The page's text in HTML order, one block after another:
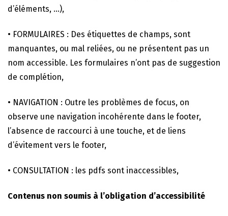
d’éléments, …),
• FORMULAIRES : Des étiquettes de champs, sont
manquantes, ou mal reliées, ou ne présentent pas un
nom accessible. Les formulaires n’ont pas de suggestion
de complétion,
• NAVIGATION : Outre les problèmes de focus, on
observe une navigation incohérente dans le footer,
l’absence de raccourci à une touche, et de liens
d’évitement vers le footer,
• CONSULTATION : les pdfs sont inaccessibles,
Contenus non soumis à l’obligation d’accessibilité